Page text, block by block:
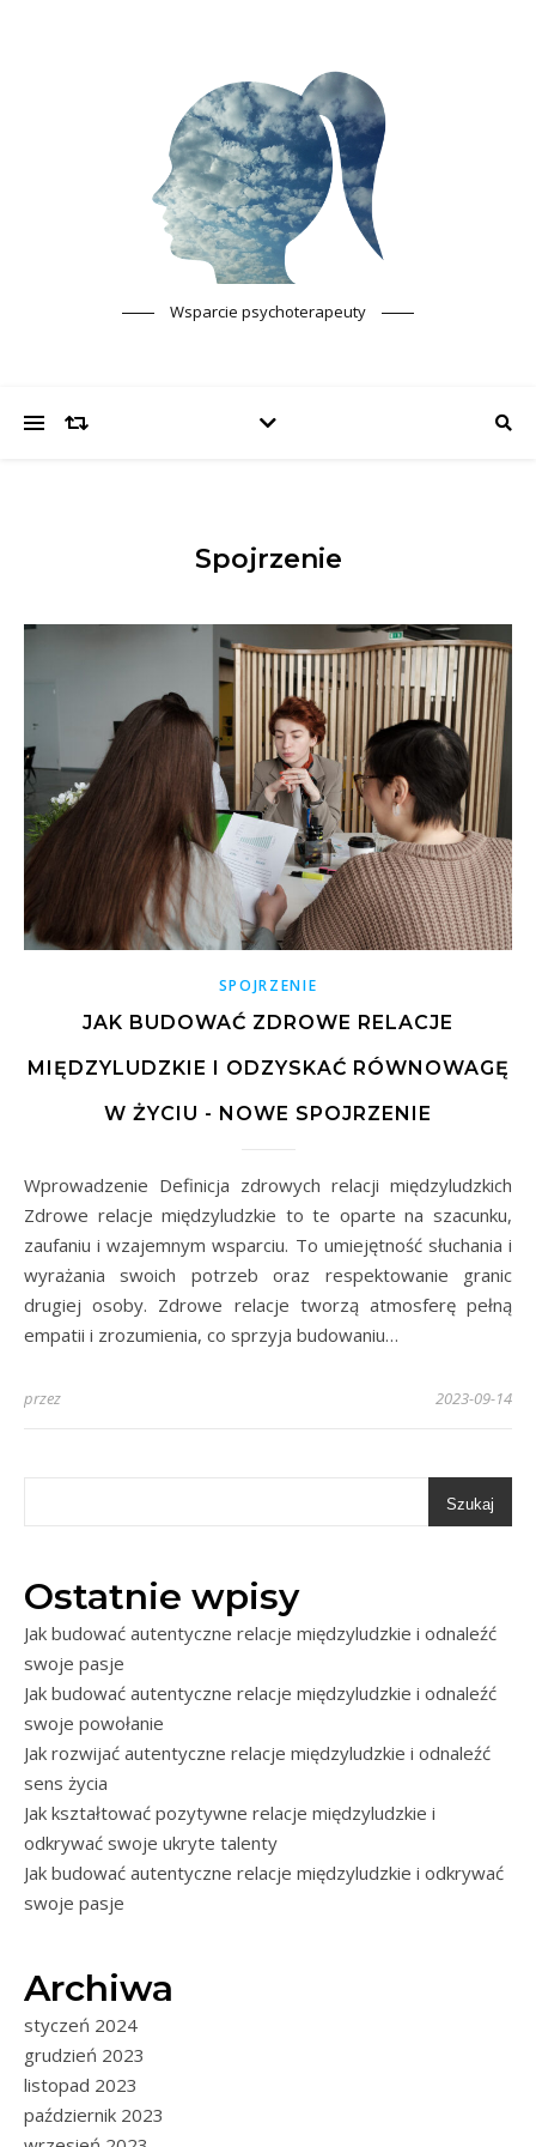
Wsparcie psychoterapeuty
Spojrzenie
SPOJRZENIE
JAK BUDOWAĆ ZDROWE RELACJE
MIĘDZYLUDZKIE I ODZYSKAĆ RÓWNOWAGĘ
W ŻYCIU - NOWE SPOJRZENIE
Wprowadzenie Definicja zdrowych relacji międzyludzkich
Zdrowe relacje międzyludzkie to te oparte na szacunku,
zaufaniu i wzajemnym wsparciu. To umiejętność słuchania i
wyrażania swoich potrzeb oraz respektowanie granic
drugiej osoby. Zdrowe relacje tworzą atmosferę pełną
empatii i zrozumienia, co sprzyja budowaniu…
przez 2023-09-14
Szukaj
Ostatnie wpisy
Jak budować autentyczne relacje międzyludzkie i odnaleźć
swoje pasje
Jak budować autentyczne relacje międzyludzkie i odnaleźć
swoje powołanie
Jak rozwijać autentyczne relacje międzyludzkie i odnaleźć
sens życia
Jak kształtować pozytywne relacje międzyludzkie i
odkrywać swoje ukryte talenty
Jak budować autentyczne relacje międzyludzkie i odkrywać
swoje pasje
Archiwa
styczeń 2024
grudzień 2023
listopad 2023
październik 2023